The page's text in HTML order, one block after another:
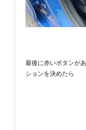
最後に赤いボタンが
ションを決めたら